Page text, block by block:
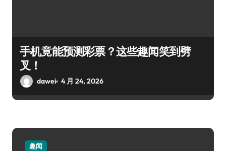
手机竟能预测彩票？这些趣闻笑到劈
叉！
dawei 4 月 24, 2026
趣闻